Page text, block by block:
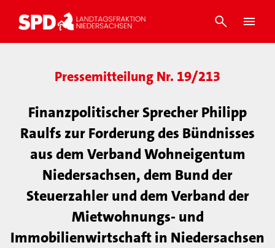
Pressemitteilung Nr. 19/213
Finanzpolitischer Sprecher Philipp
Raulfs zur Forderung des Bündnisses
aus dem Verband Wohneigentum
Niedersachsen, dem Bund der
Steuerzahler und dem Verband der
Mietwohnungs- und
Immobilienwirtschaft in Niedersachsen